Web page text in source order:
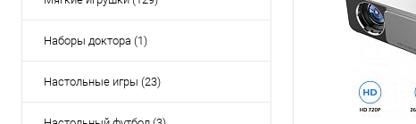
Наборы доктора (1)
Настольные игры (23)